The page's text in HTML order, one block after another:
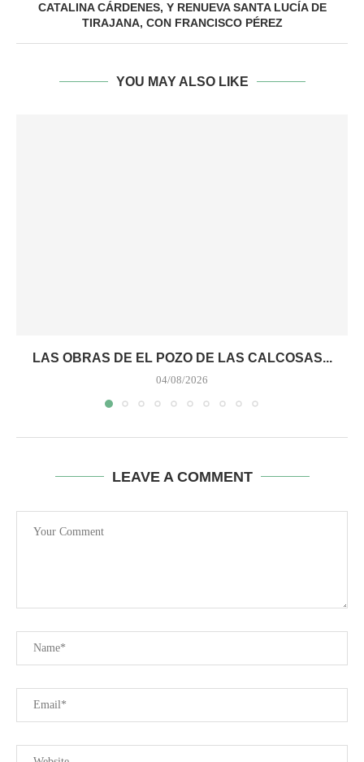
CATALINA CÁRDENES, Y RENUEVA SANTA LUCÍA DE
TIRAJANA, CON FRANCISCO PÉREZ
YOU MAY ALSO LIKE
LAS OBRAS DE EL POZO DE LAS CALCOSAS...
04/08/2026
LEAVE A COMMENT